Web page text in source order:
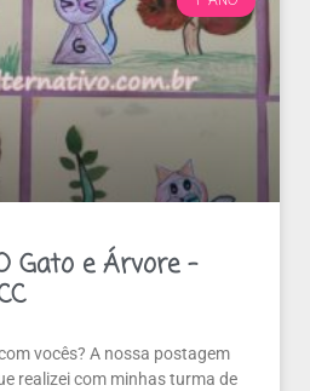
Gato e Árvore –
vocês? A nossa postagem
realizei com minhas turma de